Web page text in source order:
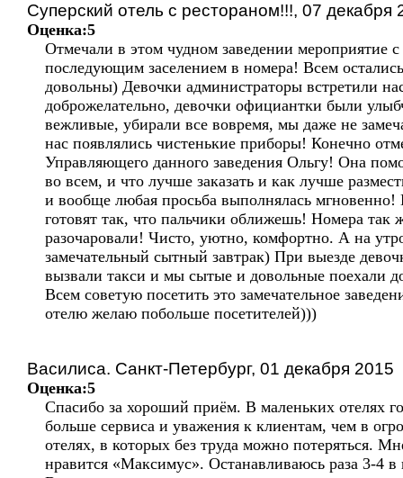
Суперский отель с рестораном!!!, 07 декабря
Оценка:5
Отмечали в этом чудном заведении мероприятие с
последующим заселением в номера! Всем
довольны) Девочки администраторы встретили
доброжелательно, девочки официантки были
вежливые, убирали все вовремя, мы даже не
нас появлялись чистенькие приборы! Конечно
Управляющего данного заведения Ольгу! Она
во всем, и что лучше заказать и как лучше
и вообще любая просьба выполнялась мгновенно!
готовят так, что пальчики оближешь! Номера так
разочаровали! Чисто, уютно, комфортно. А на
замечательный сытный завтрак) При выезде
вызвали такси и мы сытые и довольные поехали
Всем советую посетить это замечательное
отелю желаю побольше посетителей)))
Василиса. Санкт-Петербург, 01 декабря 2015
Оценка:5
Спасибо за хороший приём. В маленьких отелях
больше сервиса и уважения к клиентам, чем в
отелях, в которых без труда можно потеряться.
нравится «Максимус». Останавливаюсь раза 3-4 в